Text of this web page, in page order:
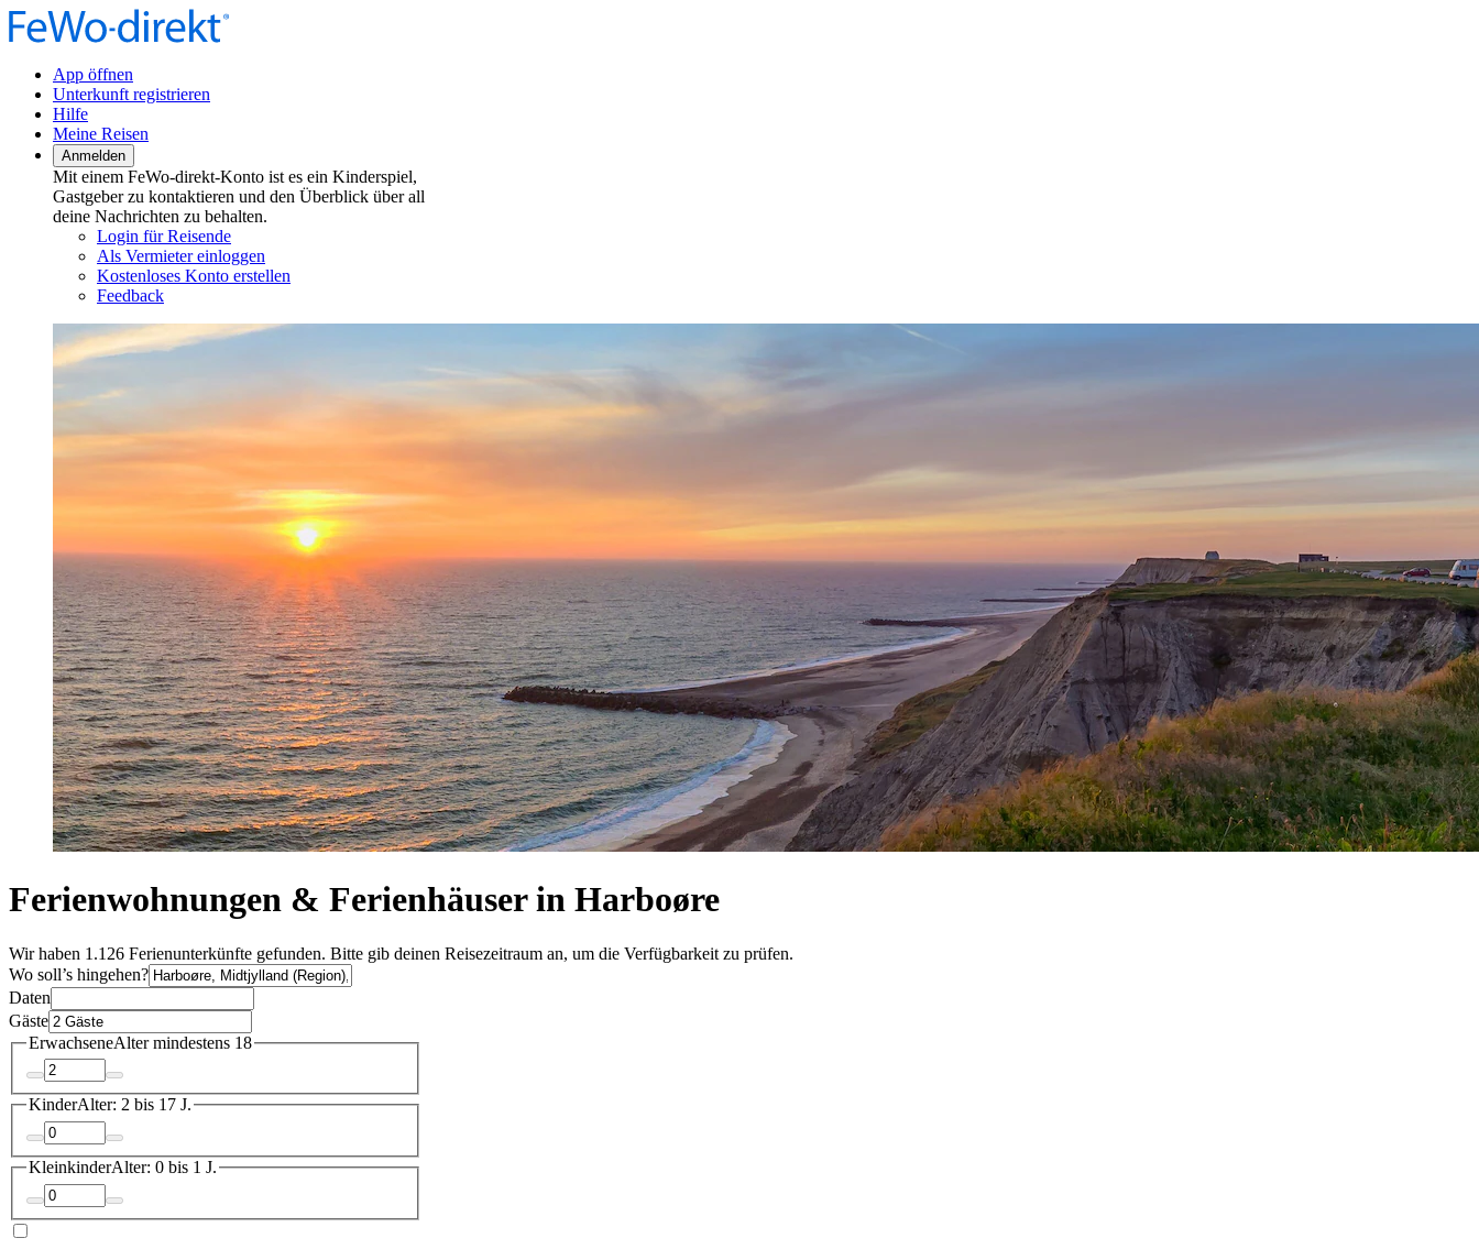
App öffnen
Unterkunft registrieren
Hilfe
Meine Reisen
Anmelden
Mit einem FeWo-direkt-Konto ist es ein Kinderspiel,
Gastgeber zu kontaktieren und den Überblick über all
deine Nachrichten zu behalten.
Login für Reisende
Als Vermieter einloggen
Kostenloses Konto erstellen
Feedback
Ferienwohnungen & Ferienhäuser in Harboøre
Wir haben 1.126 Ferienunterkünfte gefunden. Bitte gib deinen Reisezeitraum an, um die Verfügbarkeit zu prüfen.
Wo soll’s hingehen?
Daten
Gäste
ErwachseneAlter mindestens 18
KinderAlter: 2 bis 17 J.
KleinkinderAlter: 0 bis 1 J.